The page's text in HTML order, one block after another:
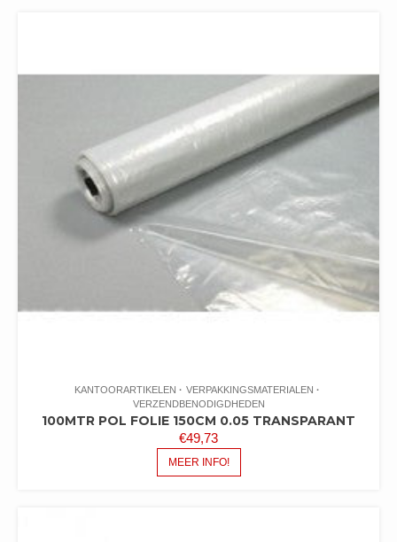
KANTOORARTIKELEN
VERPAKKINGSMATERIALEN
VERZENDBENODIGDHEDEN
100MTR POL FOLIE 150CM 0.05 TRANSPARANT
€49,73
MEER INFO!